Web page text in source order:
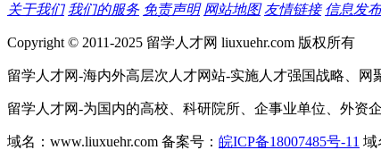
关于我们 我们的服务 免责声明 网站地图 友情链接 信息发布
Copyright © 2011-2025 留学人才网 liuxuehr.com 版权所有
留学人才网-海内外高层次人才网站-实施人才强国战略、网
留学人才网-为国内的高校、科研院所、企事业单位、外资
域名：www.liuxuehr.com 备案号： 皖ICP备18007485号-11 域